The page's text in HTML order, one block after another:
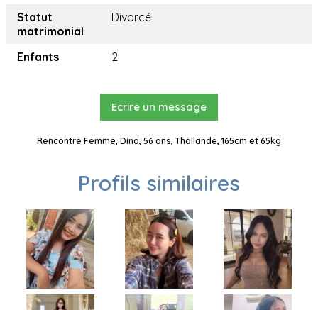
Statut
matrimonial
Divorcé
Enfants 2
Ecrire un message
Rencontre Femme, Dina, 56 ans, Thaïlande, 165cm et 65kg
Profils similaires